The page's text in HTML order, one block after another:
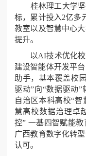
桂林理工大学坚
标，累计投入2亿多
教室以及智慧中心
提升。
以AI技术优化校园
建设智能体开发平
助手，基本覆盖校
驱动”向“数据驱动”
自治区本科高校“
慧高校数据治理卓
控” 一基四智赋能
广西教育数字化转
认可。